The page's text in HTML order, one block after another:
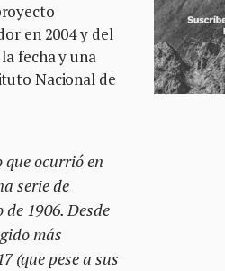
en 2004 y del
fecha y una
Nacional de
que ocurrió en
serie de
1906. Desde
más
(que pese a sus